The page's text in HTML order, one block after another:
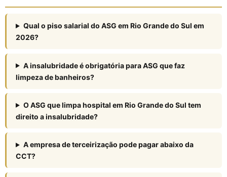
Qual o piso salarial do ASG em Rio Grande do Sul em
2026?
A insalubridade é obrigatória para ASG que faz
limpeza de banheiros?
O ASG que limpa hospital em Rio Grande do Sul tem
direito a insalubridade?
A empresa de terceirização pode pagar abaixo da
CCT?